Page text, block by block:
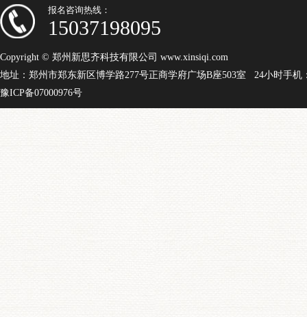
报名咨询热线：
15037198095
Copyright © 郑州新思齐科技有限公司 www.xinsiqi.com
地址：郑州市郑东新区博学路277号正商学府广场B座503室 24小时手机
豫ICP备07000976号